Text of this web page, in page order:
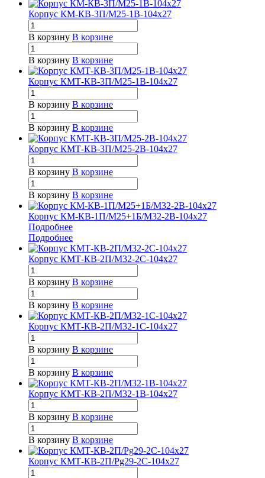
Корпус КМ-КВ-3П/М25-1В-104х27
В корзину В корзине
В корзину В корзине
Корпус КМТ-КВ-3П/М25-1В-104х27
В корзину В корзине
В корзину В корзине
Корпус КМТ-КВ-3П/М25-2В-104х27
В корзину В корзине
В корзину В корзине
Корпус КМ-КВ-1П/М25+1Б/М32-2В-104х27
Подробнее
Подробнее
Корпус КМТ-КВ-2П/М32-2С-104х27
В корзину В корзине
В корзину В корзине
Корпус КМТ-КВ-2П/М32-1С-104х27
В корзину В корзине
В корзину В корзине
Корпус КМТ-КВ-2П/М32-1В-104х27
В корзину В корзине
В корзину В корзине
Корпус КМТ-КВ-2П/Pg29-2С-104х27